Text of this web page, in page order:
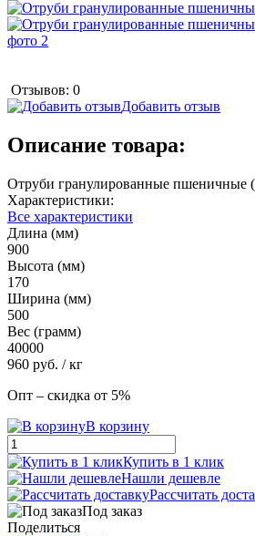
Отзывов: 0
Добавить отзыв
Описание товара:
Отруби гранулированные пшеничные
Характеристики:
Все характеристики
Длина (мм)
900
Высота (мм)
170
Ширина (мм)
500
Вес (грамм)
40000
960 руб. / кг
Опт – скидка от 5%
В корзину
Купить в 1 клик
Нашли дешевле
Рассчитать
Под заказ
Поделиться